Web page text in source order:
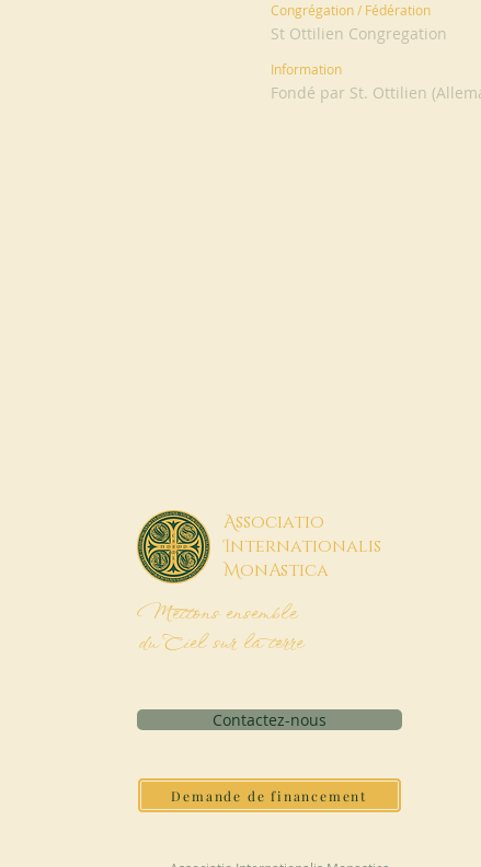
Congrégation / Fédération
St Ottilien Congregation
Information
Fondé par St. Ottilien
Associatio
Internationalis
MonAstica
Mettons ensemble
du Ciel sur la terre
Contactez-nous
Demande de financement